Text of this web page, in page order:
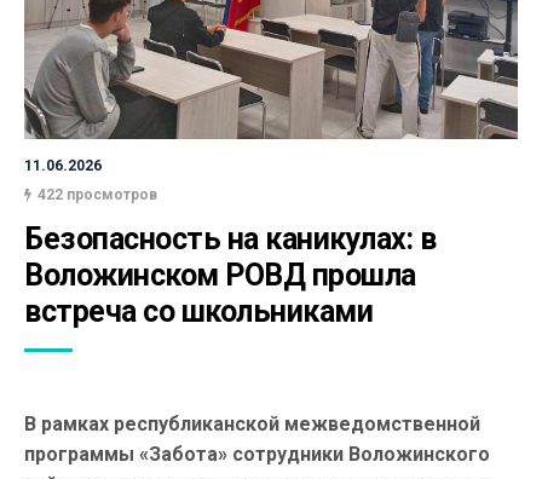
11.06.2026
422 просмотров
Безопасность на каникулах: в
Воложинском РОВД прошла
встреча со школьниками
В рамках республиканской межведомственной
программы «Забота» сотрудники Воложинского